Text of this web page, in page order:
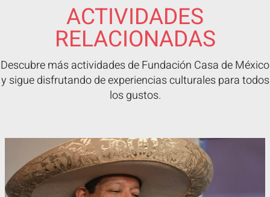
ACTIVIDADES
RELACIONADAS
Descubre más actividades de Fundación Casa de México
y sigue disfrutando de experiencias culturales para todos
los gustos.